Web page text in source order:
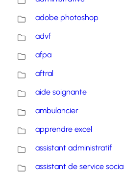
adobe photoshop
advf
afpa
aftral
aide soignante
ambulancier
apprendre excel
assistant administratif
assistant de service social